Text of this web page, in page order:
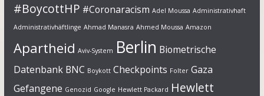
#BoycottHP #Coronaracism Adel Moussa Administrativhaft
Administrativhäftlinge Ahmad Manasra Ahmed Moussa Amazon
Apartheid Aviv-System Berlin Biometrische
Datenbank BNC Boykott Checkpoints Folter Gaza
Gefangene Genozid Google Hewlett Packard Hewlett